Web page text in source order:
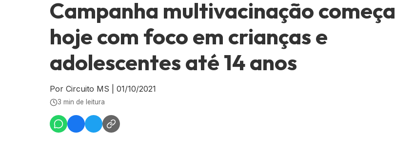
Campanha multivacinação começa
hoje com foco em crianças e
adolescentes até 14 anos
Por Circuito MS 01/10/2021
3 min de leitura